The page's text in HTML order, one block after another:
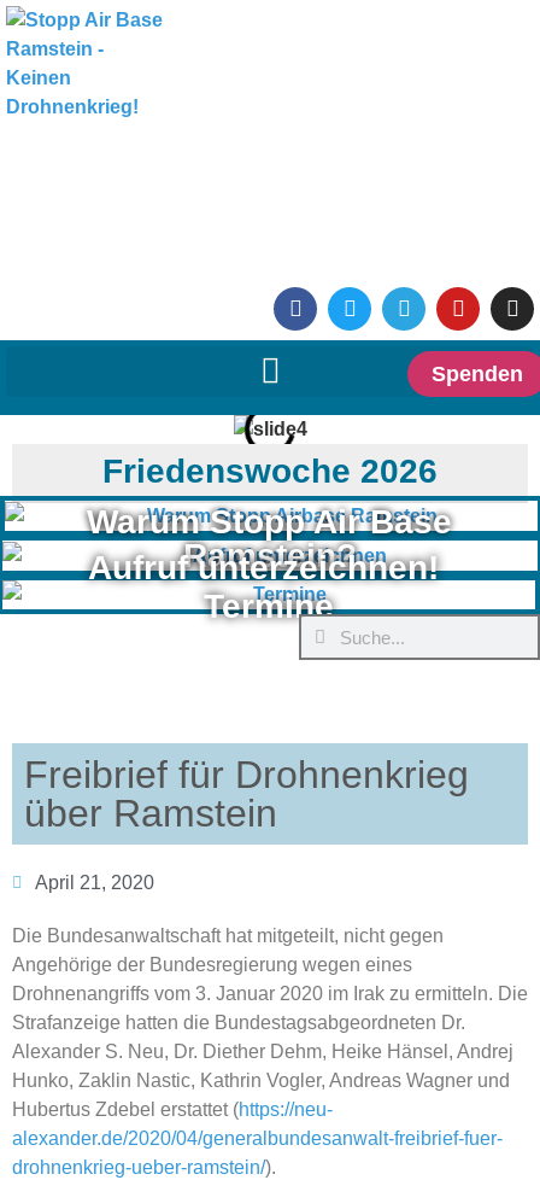
Spenden
Friedenswoche 2026
Warum Stopp Air Base
Ramstein?
Aufruf unterzeichnen!
Termine
Freibrief für Drohnenkrieg
über Ramstein
April 21, 2020
Die Bundesanwaltschaft hat mitgeteilt, nicht gegen
Angehörige der Bundesregierung wegen eines
Drohnenangriffs vom 3. Januar 2020 im Irak zu ermitteln. Die
Strafanzeige hatten die Bundestagsabgeordneten Dr.
Alexander S. Neu, Dr. Diether Dehm, Heike Hänsel, Andrej
Hunko, Zaklin Nastic, Kathrin Vogler, Andreas Wagner und
Hubertus Zdebel erstattet (https://neu-
alexander.de/2020/04/generalbundesanwalt-freibrief-fuer-
drohnenkrieg-ueber-ramstein/).